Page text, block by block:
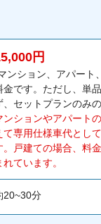
円
ンション、アパート
金です。ただし、単
、セットプランのみ
ンションやアパート
て専用仕様車代とし
。戸建ての場合、料
れています。
20~30分